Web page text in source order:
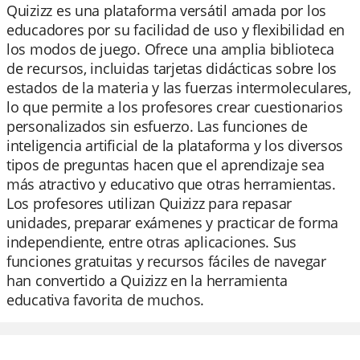
Quizizz es una plataforma versátil amada por los
educadores por su facilidad de uso y flexibilidad en
los modos de juego. Ofrece una amplia biblioteca
de recursos, incluidas tarjetas didácticas sobre los
estados de la materia y las fuerzas intermoleculares,
lo que permite a los profesores crear cuestionarios
personalizados sin esfuerzo. Las funciones de
inteligencia artificial de la plataforma y los diversos
tipos de preguntas hacen que el aprendizaje sea
más atractivo y educativo que otras herramientas.
Los profesores utilizan Quizizz para repasar
unidades, preparar exámenes y practicar de forma
independiente, entre otras aplicaciones. Sus
funciones gratuitas y recursos fáciles de navegar
han convertido a Quizizz en la herramienta
educativa favorita de muchos.